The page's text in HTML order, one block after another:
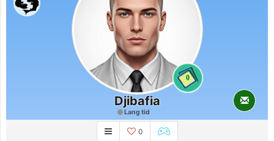
0
Djibafia
Lang tid
0